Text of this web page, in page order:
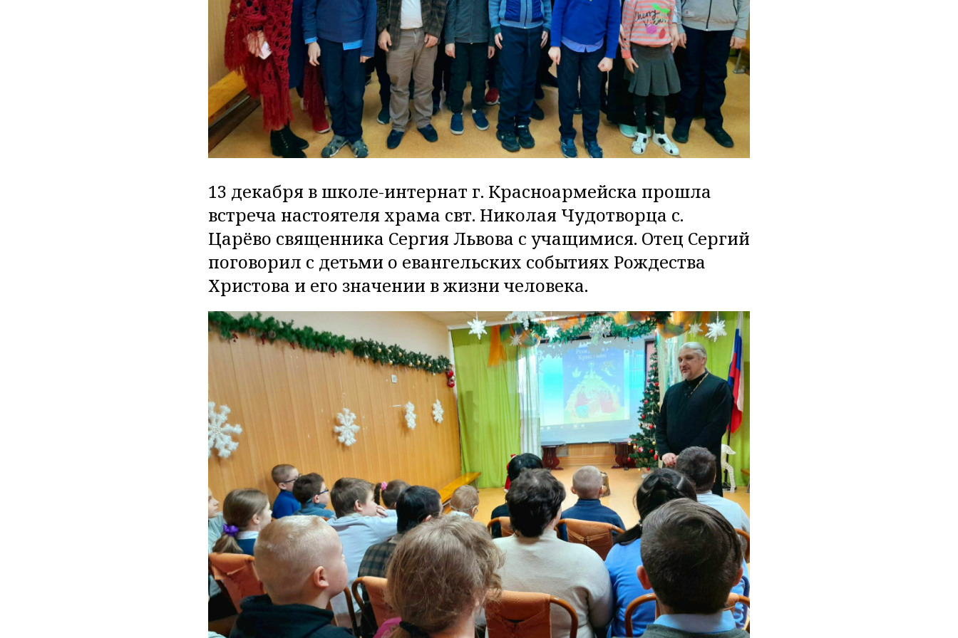
13 декабря в школе-интернат г. Красноармейска прошла
встреча настоятеля храма свт. Николая Чудотворца с.
Царёво священника Сергия Львова с учащимися. Отец Сергий
поговорил с детьми о евангельских событиях Рождества
Христова и его значении в жизни человека.